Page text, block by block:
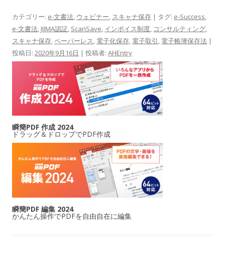
カテゴリー: e-文書法, ウェビナー, スキャナ保存 | タグ: e-Success,
e-文書法, JIIMA認証, ScanSave, インボイス制度, コンサルティング,
スキャナ保存,ペーパーレス, 電子化保存, 電子取引, 電子帳簿保存法 |
投稿日: 2020年9月16日 | 投稿者: AHEntry
瞬簡PDF 作成 2024
ドラッグ＆ドロップでPDF作成
瞬簡PDF 編集 2024
かんたん操作でPDFを自由自在に編集